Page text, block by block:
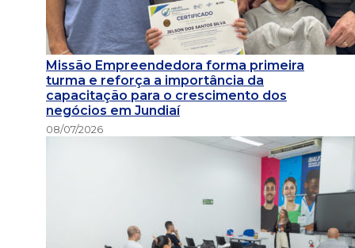
Missão Empreendedora forma primeira
turma e reforça a importância da
capacitação para o crescimento dos
negócios em Jundiaí
08/07/2026